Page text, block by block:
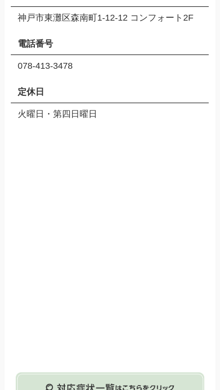
神戸市東灘区森南町1-12-12 コンフォート2F
電話番号
078-413-3478
定休日
火曜日・第四日曜日